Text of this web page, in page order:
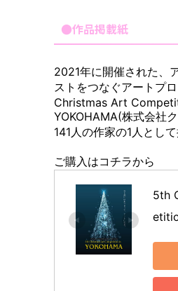
●作品掲載紙
2021年に開催された、
ストをつなぐアートプ
Christmas Art
YOKOHAMA(株式会社
141人の作家の1人とし
ご購入はコチラから
5th